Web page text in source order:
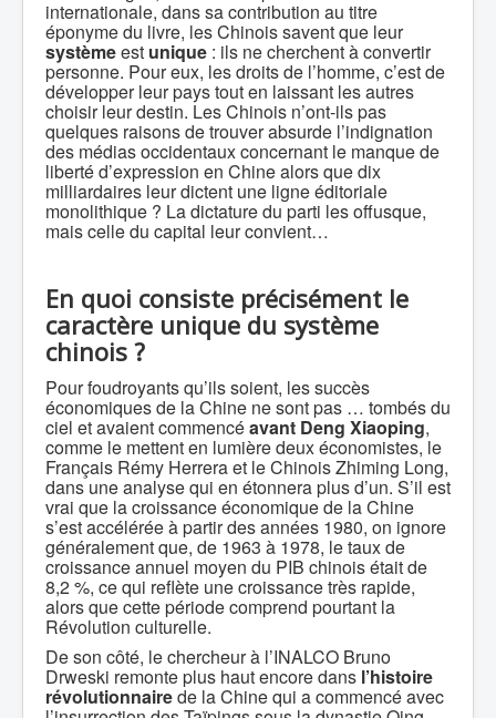
internationale, dans sa contribution au titre
éponyme du livre, les Chinois savent que leur
systèmeest unique : ils ne cherchent à convertir
personne. Pour eux, les droits de l’homme, c’est de
développer leur pays tout en laissant les autres
choisir leur destin. Les Chinois n’ont-ils pas
quelques raisons de trouver absurde l’indignation
des médias occidentaux concernant le manque de
liberté d’expression en Chine alors que dix
milliardaires leur dictent une ligne éditoriale
monolithique ? La dictature du parti les offusque,
mais celle du capital leur convient…
En quoi consiste précisément le
caractère unique du système
chinois ?
Pour foudroyants qu’ils soient, les succès
économiques de la Chine ne sont pas … tombés du
ciel et avaient commencéavant Deng Xiaoping,
comme le mettent en lumière deux économistes, le
Français Rémy Herrera et le Chinois Zhiming Long,
dans une analyse qui en étonnera plus d’un. S’il est
vrai que la croissance économique de la Chine
s’est accélérée à partir des années 1980, on ignore
généralement que, de 1963 à 1978, le taux de
croissance annuel moyen du PIB chinois était de
8,2 %, ce qui reflète une croissance très rapide,
alors que cette période comprend pourtant la
Révolution culturelle.
De son côté, le chercheur à l’INALCO Bruno
Drweski remonte plus haut encore dans l’histoire
révolutionnairede la Chine qui a commencé avec